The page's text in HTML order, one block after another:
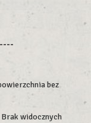
bez
widocznych